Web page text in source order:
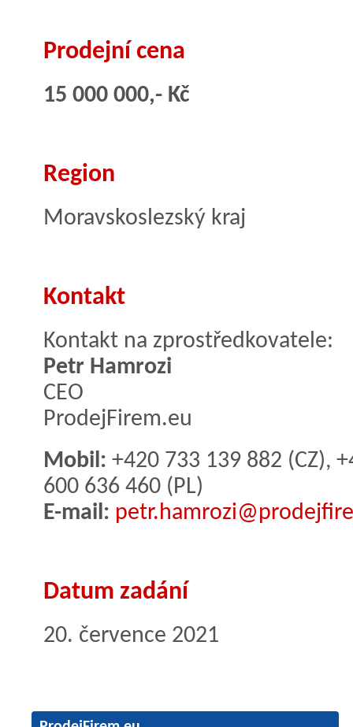
Prodejní cena
15 000 000,- Kč
Region
Moravskoslezský kraj
Kontakt
Kontakt na zprostředkovatele:
Petr Hamrozi
CEO
ProdejFirem.eu
Mobil: +420 733 139 882 (CZ),
600 636 460 (PL)
E-mail:
Datum zadání
20. července 2021